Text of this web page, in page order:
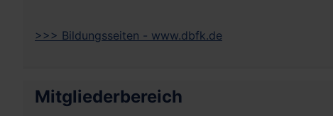
>>> Bildungsseiten - www.dbfk.de
Mitgliederbereich